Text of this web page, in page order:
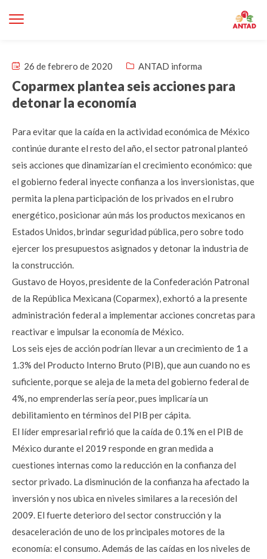
26 de febrero de 2020 ANTAD informa
Coparmex plantea seis acciones para
detonar la economía
Para evitar que la caída en la actividad económica de México
continúe durante el resto del año, el sector patronal planteó
seis acciones que dinamizarían el crecimiento económico: que
el gobierno federal inyecte confianza a los inversionistas, que
permita la plena participación de los privados en el rubro
energético, posicionar aún más los productos mexicanos en
Estados Unidos, brindar seguridad pública, pero sobre todo
ejercer los presupuestos asignados y detonar la industria de
la construcción.
Gustavo de Hoyos, presidente de la Confederación Patronal
de la República Mexicana (Coparmex), exhortó a la presente
administración federal a implementar acciones concretas para
reactivar e impulsar la economía de México.
Los seis ejes de acción podrían llevar a un crecimiento de 1 a
1.3% del Producto Interno Bruto (PIB), que aun cuando no es
suficiente, porque se aleja de la meta del gobierno federal de
4%, no emprenderlas sería peor, pues implicaría un
debilitamiento en términos del PIB per cápita.
El líder empresarial refirió que la caída de 0.1% en el PIB de
México durante el 2019 responde en gran medida a
cuestiones internas como la reducción en la confianza del
sector privado. La disminución de la confianza ha afectado la
inversión y nos ubica en niveles similares a la recesión del
2009. El fuerte deterioro del sector construcción y la
desaceleración de uno de los principales motores de la
economía: el consumo. Además de las caídas en los niveles de